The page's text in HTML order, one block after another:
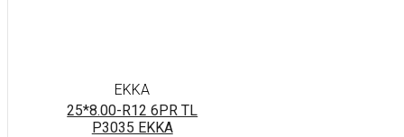
EKKA
25*8.00-R12 6PR TL
P3035 EKKA